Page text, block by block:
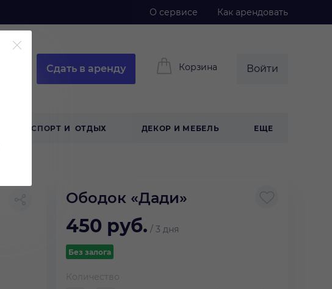
О сервисе Как арендовать
Сдать в аренду Корзина Войти
СПОРТ И ОТДЫХ ДЕКОР И МЕБЕЛЬ ЕЩЕ
Ободок «Дади»
450 руб. / 3 дня
Без залога
Количество